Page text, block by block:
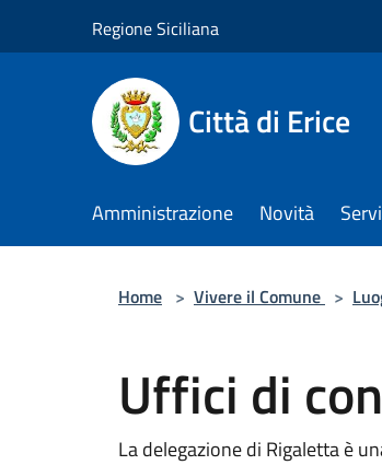
Regione Siciliana
Città di Erice
Amministrazione Novità
Home > Vivere il Comune >
Uffici di
La delegazione di Rigaletta è